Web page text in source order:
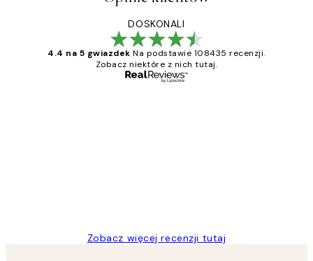
DOSKONALI
4.4 na 5 gwiazdek Na podstawie 108435 recenzji.
Zobacz niektóre z nich tutaj.
Zobacz więcej recenzji tutaj